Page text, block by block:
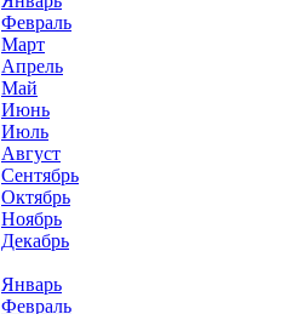
Февраль
Март
Апрель
Май
Июнь
Июль
Август
Сентябрь
Октябрь
Ноябрь
Декабрь
Январь
Февраль